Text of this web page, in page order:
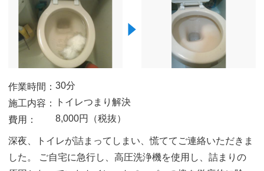
作業時間：30分
施工内容：
トイレつまり解決
費用：
8,000円（税抜）
深夜、トイレが詰まってしまい、慌ててご連絡いただきま
した。
ご自宅に急行し、高圧洗浄機を使用し、詰まりの